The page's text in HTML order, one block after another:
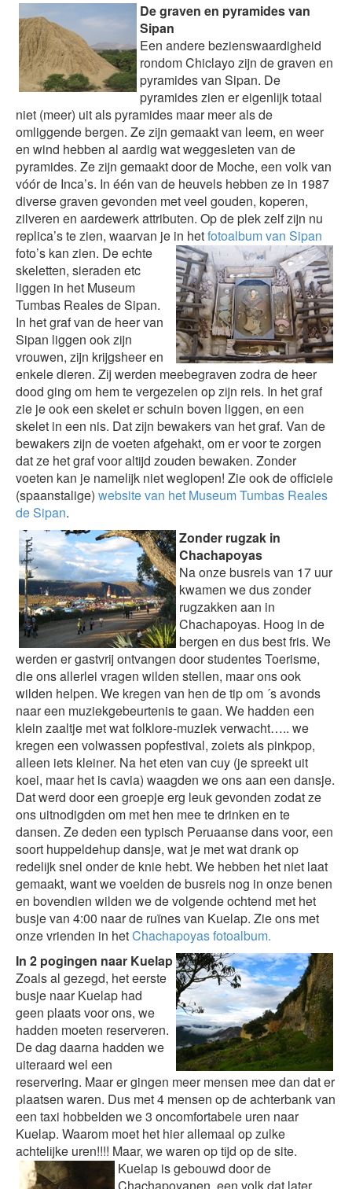
De graven en pyramides van
Sipan
Een andere bezienswaardigheid
rondom Chiclayo zijn de graven en
pyramides van Sipan. De
pyramides zien er eigenlijk totaal
niet (meer) uit als pyramides maar meer als de
omliggende bergen. Ze zijn gemaakt van leem, en weer
en wind hebben al aardig wat weggesleten van de
pyramides. Ze zijn gemaakt door de Moche, een volk van
vóór de Inca’s. In één van de heuvels hebben ze in 1987
diverse graven gevonden met veel gouden, koperen,
zilveren en aardewerk attributen. Op de plek zelf zijn nu
replica’s te zien, waarvan je in hetfotoalbum van Sipan
foto’s kan zien. De echte
skeletten, sieraden etc
liggen in het Museum
Tumbas Reales de Sipan.
In het graf van de heer van
Sipan liggen ook zijn
vrouwen, zijn krijgsheer en
enkele dieren. Zij werden meebegraven zodra de heer
dood ging om hem te vergezelen op zijn reis. In het graf
zie je ook een skelet er schuin boven liggen, en een
skelet in een nis. Dat zijn bewakers van het graf. Van de
bewakers zijn de voeten afgehakt, om er voor te zorgen
dat ze het graf voor altijd zouden bewaken. Zonder
voeten kan je namelijk niet weglopen! Zie ook de officiele
(spaanstalige) website van het Museum Tumbas Reales
de Sipan.
Zonder rugzak in
Chachapoyas
Na onze busreis van 17 uur
kwamen we dus zonder
rugzakken aan in
Chachapoyas. Hoog in de
bergen en dus best fris. We
werden er gastvrij ontvangen door studentes Toerisme,
die ons allerlei vragen wilden stellen, maar ons ook
wilden helpen. We kregen van hen de tip om ´s avonds
naar een muziekgebeurtenis te gaan. We hadden een
klein zaaltje met wat folklore-muziek verwacht….. we
kregen een volwassen popfestival, zoiets als pinkpop,
alleen iets kleiner. Na het eten van cuy (je spreekt uit
koei, maar het is cavia) waagden we ons aan een dansje.
Dat werd door een groepje erg leuk gevonden zodat ze
ons uitnodigden om met hen mee te drinken en te
dansen. Ze deden een typisch Peruaanse dans voor, een
soort huppeldehup dansje, wat je met wat drank op
redelijk snel onder de knie hebt. We hebben het niet laat
gemaakt, want we voelden de busreis nog in onze benen
en bovendien wilden we de volgende ochtend met het
busje van 4:00 naar de ruïnes van Kuelap. Zie ons met
onze vrienden in hetChachapoyas fotoalbum.
In 2 pogingen naar Kuelap
Zoals al gezegd, het eerste
busje naar Kuelap had
geen plaats voor ons, we
hadden moeten reserveren.
De dag daarna hadden we
uiteraard wel een
reservering. Maar er gingen meer mensen mee dan dat er
plaatsen waren. Dus met 4 mensen op de achterbank van
een taxi hobbelden we 3 oncomfortabele uren naar
Kuelap. Waarom moet het hier allemaal op zulke
achtelijke uren!!!! Maar, we waren op tijd op de site.
Kuelap isgebouwd door de
Chachapoyanen, een volk dat later